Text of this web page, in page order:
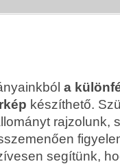
a
készíthető.
rajzolunk,
segítünk,